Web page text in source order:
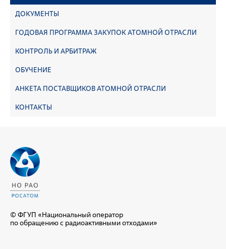
ДОКУМЕНТЫ
ГОДОВАЯ ПРОГРАММА ЗАКУПОК АТОМНОЙ ОТРАСЛИ
КОНТРОЛЬ И АРБИТРАЖ
ОБУЧЕНИЕ
АНКЕТА ПОСТАВЩИКОВ АТОМНОЙ ОТРАСЛИ
КОНТАКТЫ
© ФГУП «Национальный оператор
по обращению с радиоактивными отходами»